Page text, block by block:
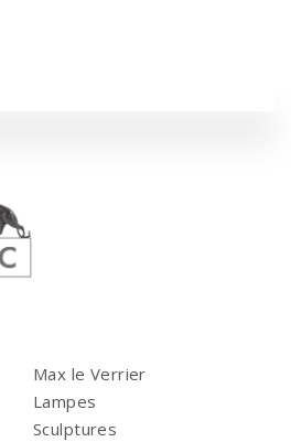
Max le Verrier
Lampes
Sculptures